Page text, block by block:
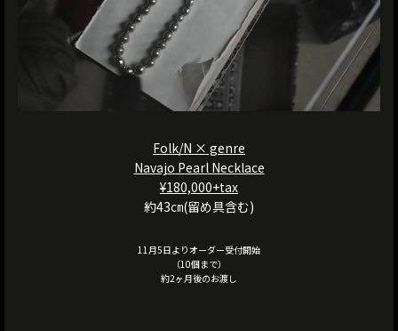
Folk/N × genre
Navajo Pearl Necklace
¥180,000+tax
約43㎝(留め具含む)
11月5日よりオーダー受付開始
（10個まで）
約2ヶ月後のお渡し